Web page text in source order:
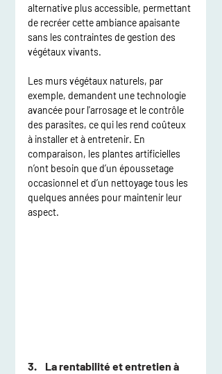
alternative plus accessible, permettant
de recréer cette ambiance apaisante
sans les contraintes de gestion des
végétaux vivants.
Les murs végétaux naturels, par
exemple, demandent une technologie
avancée pour l'arrosage et le contrôle
des parasites, ce qui les rend coûteux
à installer et à entretenir. En
comparaison, les plantes artificielles
n’ont besoin que d’un époussetage
occasionnel et d’un nettoyage tous les
quelques années pour maintenir leur
aspect.
3.    La rentabilité et entretien à